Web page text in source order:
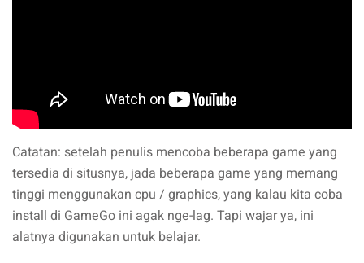
Catatan: setelah penulis mencoba beberapa game yang
tersedia di situsnya, jada beberapa game yang memang
tinggi menggunakan cpu / graphics, yang kalau kita coba
install di GameGo ini agak nge-lag. Tapi wajar ya, ini
alatnya digunakan untuk belajar.